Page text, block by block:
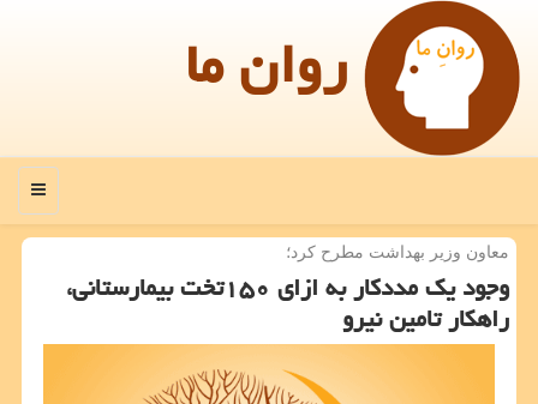
روان ما
منو
معاون وزیر بهداشت مطرح كرد؛
وجود یك مددكار به ازای ۱۵۰تخت بیمارستانی،
راهكار تامین نیرو